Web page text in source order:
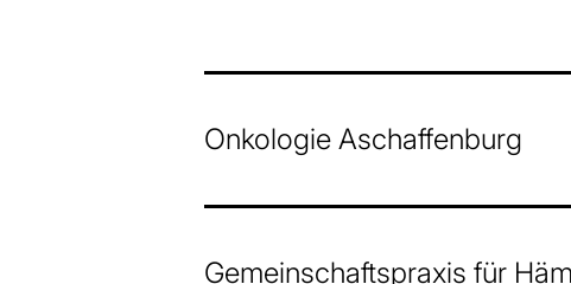
Onkologie Aschaffenburg
Gemeinschaftspraxis für